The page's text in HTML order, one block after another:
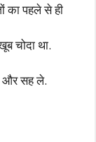
का पहले से ही
चोदा था.
और सह ले.